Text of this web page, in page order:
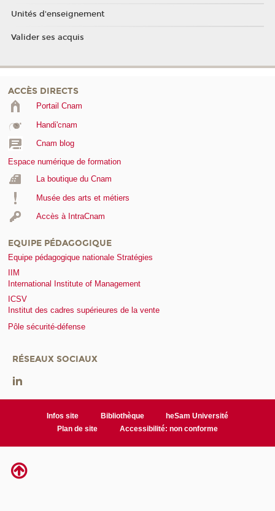
Unités d'enseignement
Valider ses acquis
ACCÈS DIRECTS
Portail Cnam
Handi'cnam
Cnam blog
Espace numérique de formation
La boutique du Cnam
Musée des arts et métiers
Accès à IntraCnam
EQUIPE PÉDAGOGIQUE
Equipe pédagogique nationale Stratégies
IIM
International Institute of Management
ICSV
Institut des cadres supérieures de la vente
Pôle sécurité-défense
RÉSEAUX SOCIAUX
Infos site Bibliothèque
heSam Université
Plan de site
Accessibilité: non conforme